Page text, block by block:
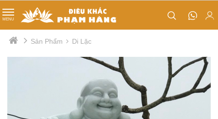
MENU
Phật Đản Sanh
TIN TỨC
Thị trường
Nội bộ
Sản Phẩm Di Lặc